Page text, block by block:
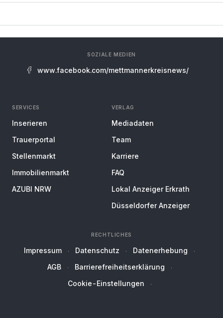
SOZIALE MEDIEN
www.facebook.com/mettmannerkreisnews/
SERVICES
Inserieren
Trauerportal
Stellenmarkt
Immobilienmarkt
AZUBI NRW
VERLAG
Mediadaten
Team
Karriere
FAQ
Lokal Anzeiger Erkrath
Düsseldorfer Anzeiger
RECHTLICHES
Impressum Datenschutz
Datenerhebung
AGB
Barrierefreiheitserklärung
Cookie-Einstellungen